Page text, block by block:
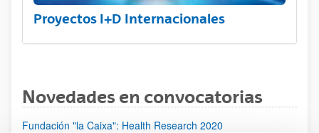
Proyectos I+D Internacionales
Novedades en convocatorias
Fundación "la Caixa": Health Research 2020